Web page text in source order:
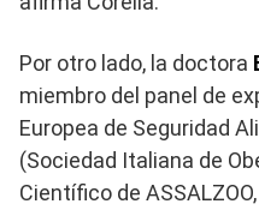
Por otro lado, la doctora
miembro del panel de
Europea de Seguridad
(Sociedad Italiana de
Científico de